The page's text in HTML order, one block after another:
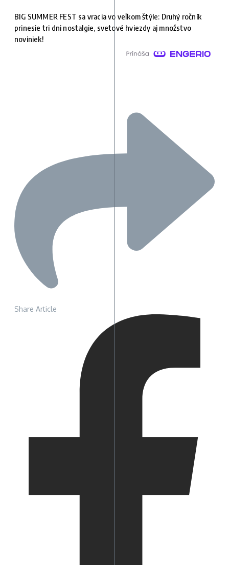
BIG SUMMER FEST sa vracia vo veľkom štýle: Druhý ročník
prinesie tri dni nostalgie, svetové hviezdy aj množstvo
noviniek!
Share Article